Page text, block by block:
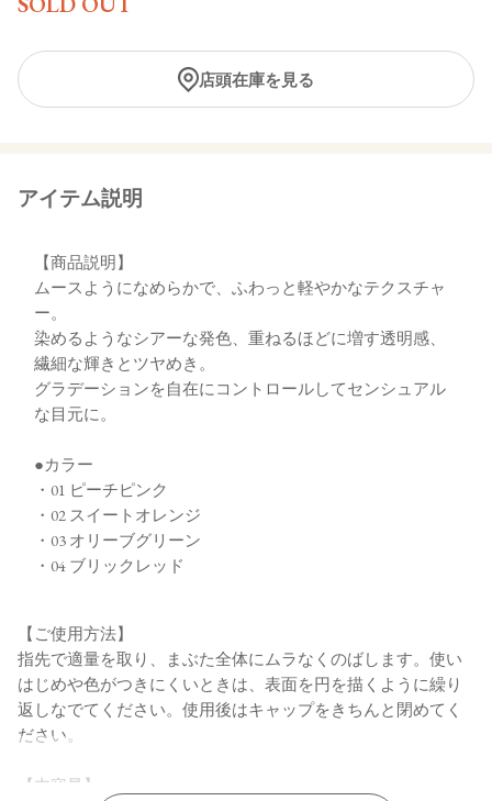
店頭在庫を見る
アイテム説明
【商品説明】
ムースようになめらかで、ふわっと軽やかなテクスチャ
ー。
染めるようなシアーな発色、重ねるほどに増す透明感、
繊細な輝きとツヤめき。
グラデーションを自在にコントロールしてセンシュアル
な目元に。
●カラー
・01 ピーチピンク
・02 スイートオレンジ
・03 オリーブグリーン
・04 ブリックレッド
【ご使用方法】
指先で適量を取り、まぶた全体にムラなくのばします。使い
はじめや色がつきにくいときは、表面を円を描くように繰り
返しなでてください。使用後はキャップをきちんと閉めてく
ださい。
【内容量】